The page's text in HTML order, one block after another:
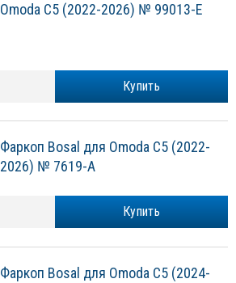
Omoda С5 (2022-2026) № 99013-E
Купить
Фаркоп Bosal для Omoda С5 (2022-
2026) № 7619-A
Купить
Фаркоп Bosal для Omoda С5 (2024-